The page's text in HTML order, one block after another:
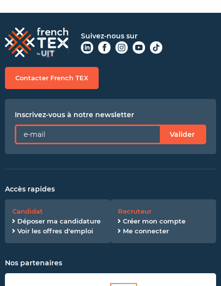
Suivez-nous sur
Contacter French TEX
Inscrivez-vous à notre newsletter
Valider
Accès rapides
Candidat
Déposer ma candidature
Voir les offres d'emploi
Recruteur
Créer mon compte
Me connecter
Nos partenaires